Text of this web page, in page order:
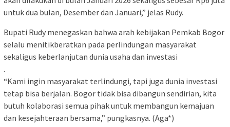
untuk dua bulan, Desember dan Januari,” jelas Rudy.
Bupati Rudy menegaskan bahwa arah kebijakan Pemkab Bogor
selalu menitikberatkan pada perlindungan masyarakat
sekaligus keberlanjutan dunia usaha dan investasi
.
“Kami ingin masyarakat terlindungi, tapi juga dunia investasi
tetap bisa berjalan. Bogor tidak bisa dibangun sendirian, kita
butuh kolaborasi semua pihak untuk membangun kemajuan
dan kesejahteraan bersama,” pungkasnya. (Aga*)